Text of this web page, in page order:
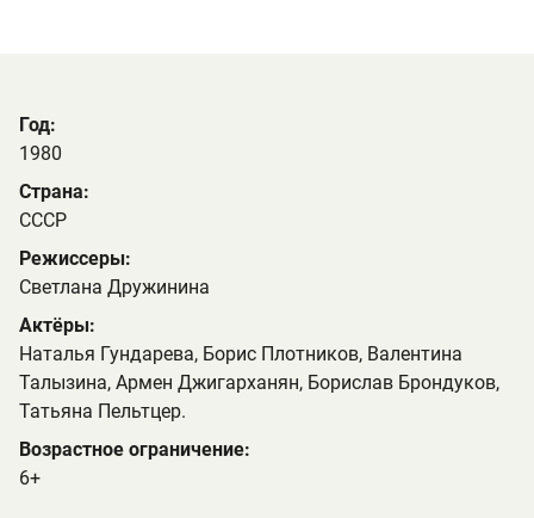
Год:
1980
Страна:
СССР
Режиссеры:
Светлана Дружинина
Актёры:
Наталья Гундарева, Борис Плотников, Валентина
Талызина, Армен Джигарханян, Борислав Брондуков,
Татьяна Пельтцер.
Возрастное ограничение:
6+